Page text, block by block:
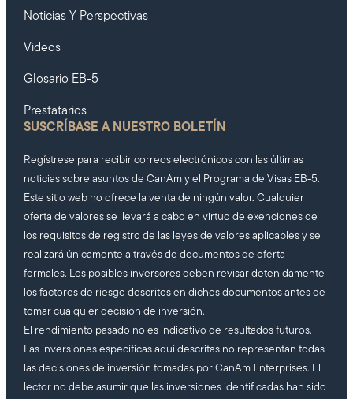
Noticias Y Perspectivas
Videos
Glosario EB-5
Prestatarios
SUSCRÍBASE A NUESTRO BOLETÍN
Regístrese para recibir correos electrónicos con las últimas
noticias sobre asuntos de CanAm y el Programa de Visas EB-5.
Este sitio web no ofrece la venta de ningún valor. Cualquier
oferta de valores se llevará a cabo en virtud de exenciones de
los requisitos de registro de las leyes de valores aplicables y se
realizará únicamente a través de documentos de oferta
formales. Los posibles inversores deben revisar detenidamente
los factores de riesgo descritos en dichos documentos antes de
tomar cualquier decisión de inversión.
El rendimiento pasado no es indicativo de resultados futuros.
Las inversiones específicas aquí descritas no representan todas
las decisiones de inversión tomadas por CanAm Enterprises. El
lector no debe asumir que las inversiones identificadas han sido